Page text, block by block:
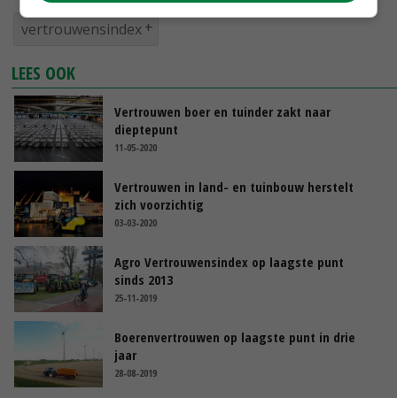
vertrouwensindex
LEES OOK
Vertrouwen boer en tuinder zakt naar
dieptepunt
11-05-2020
Vertrouwen in land- en tuinbouw herstelt
zich voorzichtig
03-03-2020
Agro Vertrouwensindex op laagste punt
sinds 2013
25-11-2019
Boerenvertrouwen op laagste punt in drie
jaar
28-08-2019